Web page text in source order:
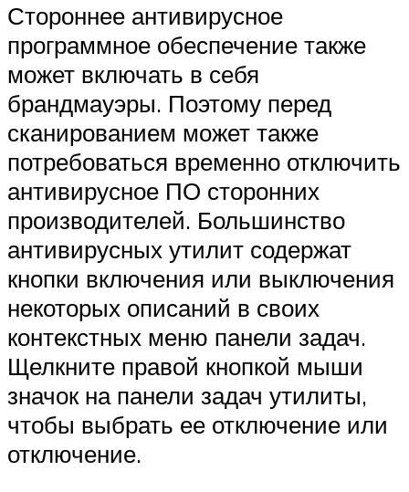
Стороннее антивирусное
программное обеспечение также
может включать в себя
брандмауэры. Поэтому перед
сканированием может также
потребоваться временно отключить
антивирусное ПО сторонних
производителей. Большинство
антивирусных утилит содержат
кнопки включения или выключения
некоторых описаний в своих
контекстных меню панели задач.
Щелкните правой кнопкой мыши
значок на панели задач утилиты,
чтобы выбрать ее отключение или
отключение.